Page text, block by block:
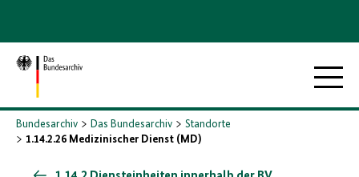
Zur
Startseite
Bundesarchiv Das Bundesarchiv
Standorte
1.14.2.26 Medizinischer Dienst (MD)